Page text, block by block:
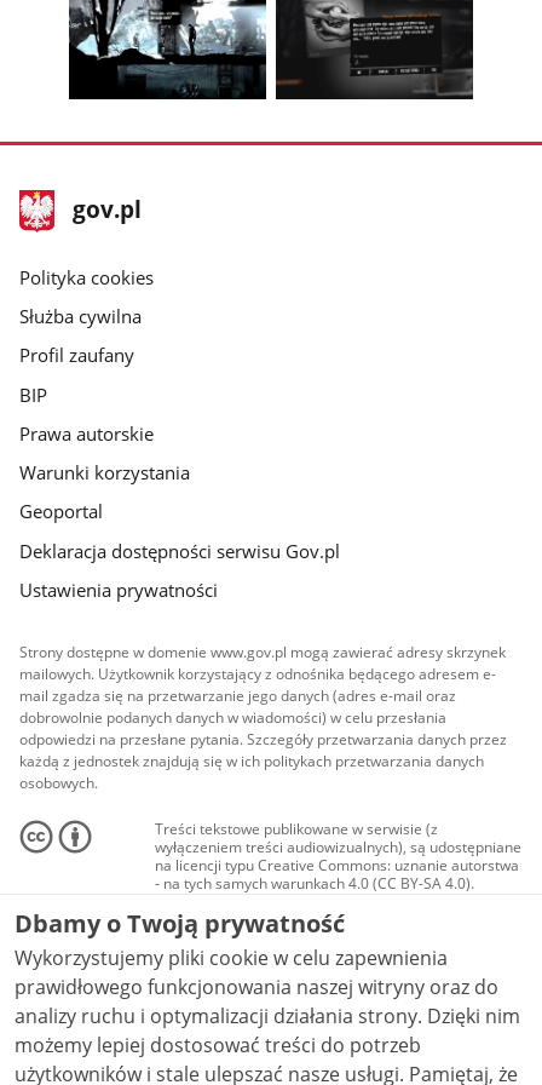
poprzednie
zdjęcia
1
z
galerii.
galerii.
zdjęcie
galerii.
zdjęcie
stopka
gov.pl
Strona
gov.pl
gov.pl
Polityka cookies
Służba cywilna
Profil zaufany
BIP
Prawa autorskie
Warunki korzystania
Geoportal
Deklaracja dostępności serwisu Gov.pl
Ustawienia prywatności
Strony dostępne w domenie www.gov.pl mogą zawierać adresy skrzynek
mailowych. Użytkownik korzystający z odnośnika będącego adresem e-
mail zgadza się na przetwarzanie jego danych (adres e-mail oraz
dobrowolnie podanych danych w wiadomości) w celu przesłania
odpowiedzi na przesłane pytania. Szczegóły przetwarzania danych przez
każdą z jednostek znajdują się w ich politykach przetwarzania danych
osobowych.
Treści tekstowe publikowane w serwisie (z
wyłączeniem treści audiowizualnych), są udostępniane
na licencji typu Creative Commons: uznanie autorstwa
- na tych samych warunkach 4.0 (CC BY-SA 4.0).
Materiały audiowizualne, w tym zdjęcia, materiały
audio i wideo, są udostępniane na licencji typu
Creative Commons: uznanie autorstwa użycie
niekomercyjne - bez utworów zależnych 4.0 (CC BY-
NC-ND 4.0), o ile nie jest to stwierdzone inaczej.
Dbamy o Twoją prywatność
Wykorzystujemy pliki cookie w celu zapewnienia
prawidłowego funkcjonowania naszej witryny oraz do
analizy ruchu i optymalizacji działania strony. Dzięki nim
możemy lepiej dostosować treści do potrzeb
użytkowników i stale ulepszać nasze usługi. Pamiętaj, że